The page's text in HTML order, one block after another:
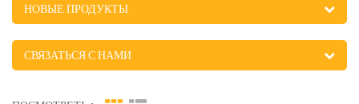
НОВЫЕ ПРОДУКТЫ
СВЯЗАТЬСЯ С НАМИ